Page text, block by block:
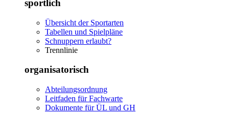
sportlich
Übersicht der Sportarten
Tabellen und Spielpläne
Schnuppern erlaubt?
Trennlinie
organisatorisch
Abteilungsordnung
Leitfaden für Fachwarte
Dokumente für ÜL und GH